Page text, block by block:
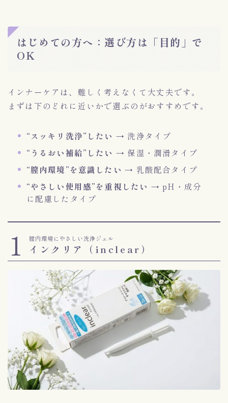
はじめての方へ：選び方は「目的」で
OK
インナーケアは、難しく考えなくて大丈夫です。
まずは下のどれに近いかで選ぶのがおすすめです。
“スッキリ洗浄”したい → 洗浄タイプ
“うるおい補給”したい → 保湿・潤滑タイプ
“膣内環境”を意識したい → 乳酸配合タイプ
“やさしい使用感”を重視したい → pH・成分
に配慮したタイプ
1 膣内環境にやさしい洗浄ジェル
インクリア（inclear）